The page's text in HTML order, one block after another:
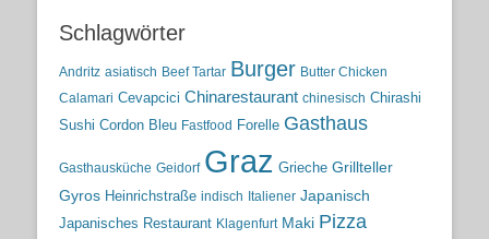
Schlagwörter
Andritz asiatisch Beef Tartar Burger Butter Chicken
Calamari Cevapcici Chinarestaurant chinesisch Chirashi
Sushi Cordon Bleu Fastfood Forelle Gasthaus
Gasthausküche Geidorf Graz Grieche Grillteller
Gyros Heinrichstraße indisch Italiener Japanisch
Japanisches Restaurant Klagenfurt Maki Pizza